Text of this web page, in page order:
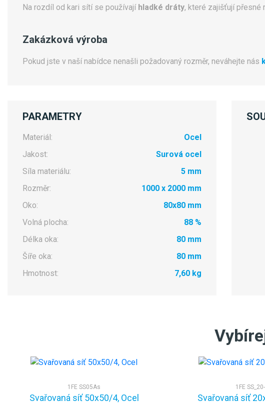
Na rozdíl od kari sítí se používají hladké dráty, které zajišťují přesné
Zakázková výroba
Pokud jste v naší nabídce nenašli požadovaný rozměr, neváhejte nás
PARAMETRY
Materiál:
Ocel
Jakost:
Surová ocel
Síla materiálu:
5 mm
Rozměr:
1000 x 2000 mm
Oko:
80x80 mm
Volná plocha:
88 %
Délka oka:
80 mm
Šíře oka:
80 mm
Hmotnost:
7,60 kg
1FE SS05As
Svařovaná síť 50x50/4, Ocel
1FE
Svařovaná síť